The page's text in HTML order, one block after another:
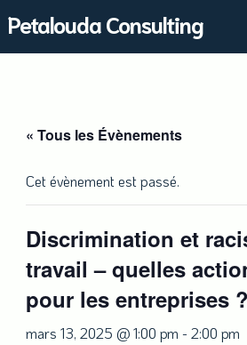
toPetalouda Consulting
« Tous les Évènements
Cet évènement est passé.
Discrimination et
travail – quelles
pour les entreprises ?
mars 13, 2025 @ 1:00 pm - 2:00 pm